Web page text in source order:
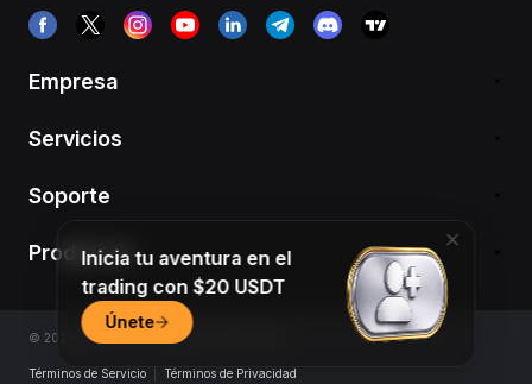
Empresa
Servicios
Soporte
Productos
© 2018-2026 Bybit.com. All rights reserved.
Términos de Servicio Términos de Privacidad
Inicia tu aventura en el
trading con $20 USDT
Únete